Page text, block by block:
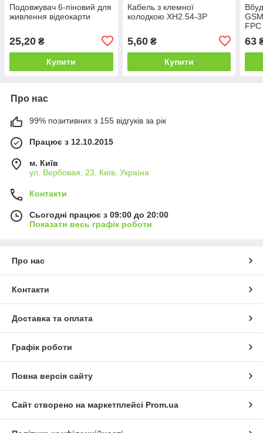
Подовжувач 6-піновий для
живлення відеокарти
25,20 ₴
Купити
Кабель з клемної
колодкою XH2.54-3P
5,60₴
Купити
63
Про нас
99% позитивних з 155 відгуків за рік
Працює з 12.10.2015
м. Київ
ул. Вербовая, 23, Київ, Україна
Контакти
Сьогодні працює з 09:00 до 20:00
Показати весь графік роботи
Про нас
Контакти
Доставка та оплата
Графік роботи
Повна версія сайту
Сайт створено на маркетплейсі Prom.ua